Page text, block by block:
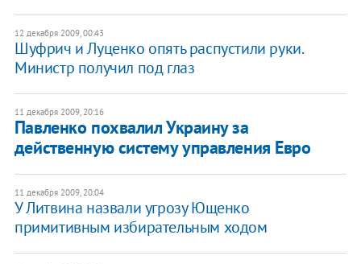
12 декабря 2009, 00:43
Шуфрич и Луценко опять распустили руки.
Министр получил под глаз
11 декабря 2009, 20:16
Павленко похвалил Украину за
действенную систему управления Евро
11 декабря 2009, 20:04
У Литвина назвали угрозу Ющенко
примитивным избирательным ходом